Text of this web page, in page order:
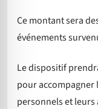
Ce montant sera
événements
Le dispositif
pour accompagner
personnels et leurs